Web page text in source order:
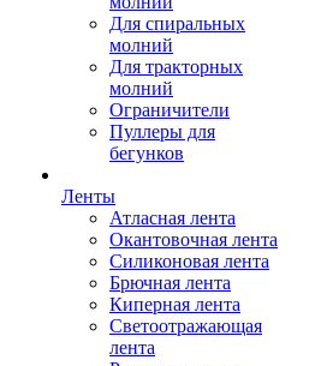
Для спиральных
молний
Для тракторных
молний
Ограничители
Пуллеры для
бегунков
Ленты
Атласная лента
Окантовочная лента
Силиконовая лента
Брючная лента
Киперная лента
Светоотражающая
лента